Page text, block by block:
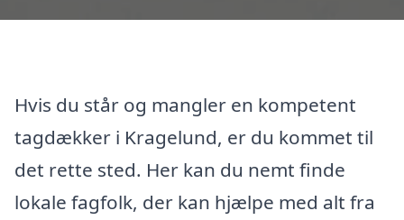
Hvis du står og mangler en kompetent
tagdækker i Kragelund, er du kommet til
det rette sted. Her kan du nemt finde
lokale fagfolk, der kan hjælpe med alt fra